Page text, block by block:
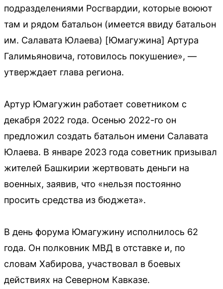
подразделениями Росгвардии, которые воюют
там и рядом батальон (имеется ввиду батальон
им. Салавата Юлаева) [Юмагужина] Артура
Галимьяновича, готовилось покушение», —
утверждает глава региона.
Артур Юмагужин работает советником с
декабря 2022 года. Осенью 2022-го он
предложил создать батальон имени Салавата
Юлаева. В январе 2023 года советник призывал
жителей Башкирии жертвовать деньги на
военных, заявив, что «нельзя постоянно
просить средства из бюджета».
В день форума Юмагужину исполнилось 62
года. Он полковник МВД в отставке и, по
словам Хабирова, участвовал в боевых
действиях на Северном Кавказе.